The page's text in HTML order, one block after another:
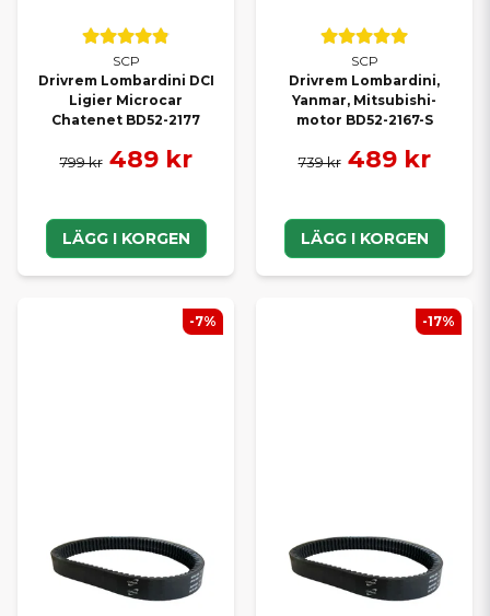
SCP
Drivrem Lombardini DCI
Ligier Microcar
Chatenet BD52-2177
799 kr 489 kr
LÄGG I KORGEN
SCP
Drivrem Lombardini,
Yanmar, Mitsubishi-
motor BD52-2167-S
739 kr 489 kr
LÄGG I KORGEN
-7% -17%